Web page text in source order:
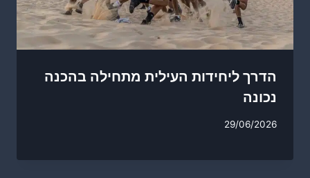
הדרך ליחידות העילית מתחילה בהכנה
נכונה
29/06/2026